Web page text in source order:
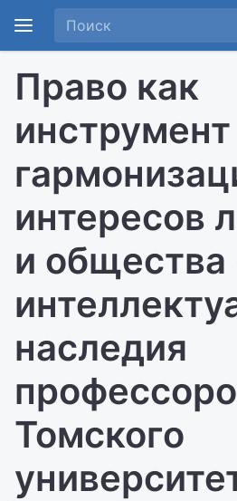
Право как
инструмент
интересов
и общества
наследия
Томского